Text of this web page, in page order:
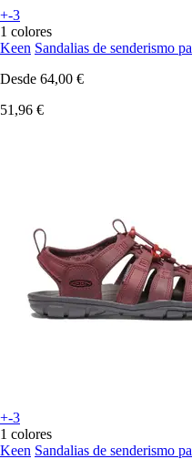
+-3
1 colores
Keen Sandalias de senderismo
Desde 64,00 €
51,96 €
+-3
1 colores
Keen Sandalias de senderismo